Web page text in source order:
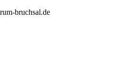
bruchsal.de